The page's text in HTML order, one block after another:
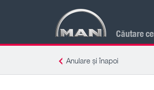
Căutare
Anulare și înapoi